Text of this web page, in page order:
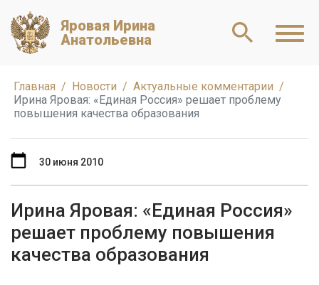
Яровая Ирина
Анатольевна
Главная Новости
Актуальные комментарии
Ирина Яровая: «Единая Россия» решает проблему
повышения качества образования
Ирина Яровая: «Единая Россия»
решает проблему повышения
качества образования
30 июня 2010